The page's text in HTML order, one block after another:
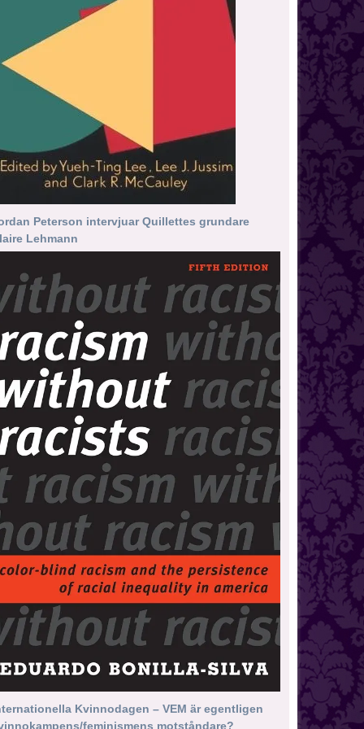
Peterson intervjuar Quillettes grundare
Lehmann
Kvinnodagen – VEM är egentligen
feminismens motståndare?